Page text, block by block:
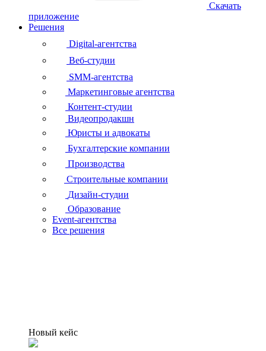
Скачать
приложение
Решения
Digital-агентства
Веб-студии
SMM-агентства
Маркетинговые агентства
Контент-студии
Видеопродакшн
Юристы и адвокаты
Бухгалтерские компании
Производства
Строительные компании
Дизайн-студии
Образование
Event-агентства
Все решения
Новый кейс